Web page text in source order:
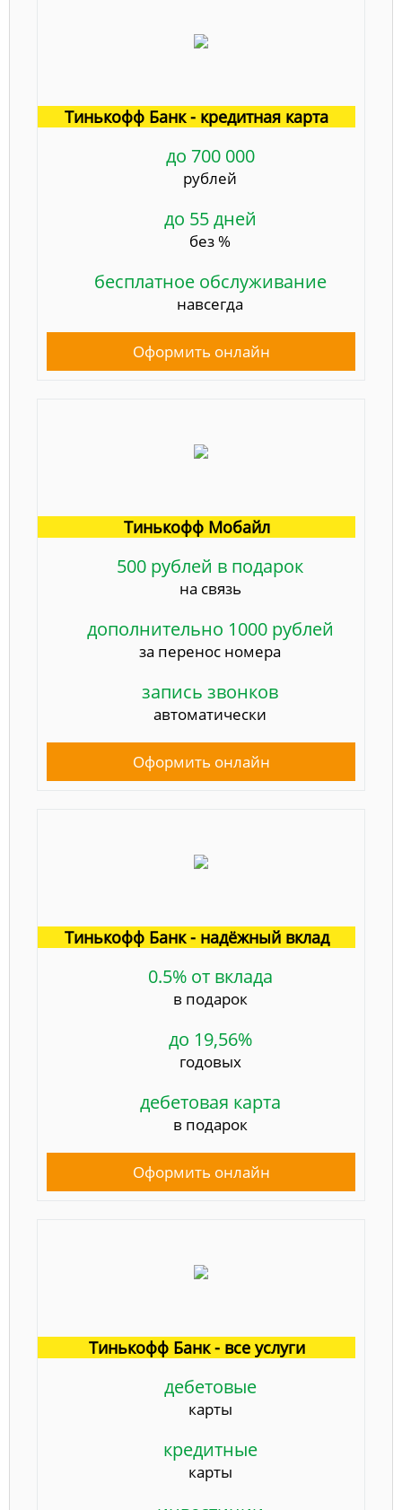
Тинькофф Банк - кредитная карта
до 700 000
рублей
до 55 дней
без %
бесплатное обслуживание
навсегда
Оформить онлайн
Тинькофф Мобайл
500 рублей в подарок
на связь
дополнительно 1000 рублей
за перенос номера
запись звонков
автоматически
Оформить онлайн
Тинькофф Банк - надёжный вклад
0.5% от вклада
в подарок
до 19,56%
годовых
дебетовая карта
в подарок
Оформить онлайн
Тинькофф Банк - все услуги
дебетовые
карты
кредитные
карты